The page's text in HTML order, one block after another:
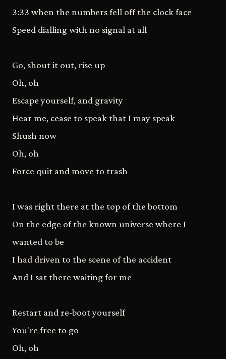
3:33 when the numbers fell off the clock face
Speed dialling with no signal at all
Go, shout it out, rise up
Oh, oh
Escape yourself, and gravity
Hear me, cease to speak that I may speak
Shush now
Oh, oh
Force quit and move to trash
I was right there at the top of the bottom
On the edge of the known universe where I
wanted to be
I had driven to the scene of the accident
And I sat there waiting for me
Restart and re-boot yourself
You're free to go
Oh, oh